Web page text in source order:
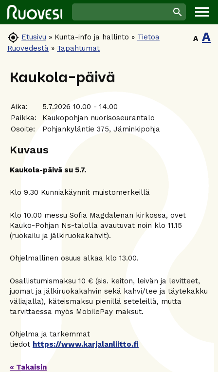
 Etusivu » Kunta-info ja hallinto » Tietoa
Ruovedestä » Tapahtumat
A A
Kaukola-päivä
Aika:
5.7.2026 10.00 - 14.00
Paikka:
Kaukopohjan nuorisoseurantalo
Osoite:
Pohjankyläntie 375, Jäminkipohja
Kuvaus
Kaukola-päivä su 5.7.
Klo 9.30 Kunniakäynnit muistomerkeillä
Klo 10.00 messu Sofia Magdalenan kirkossa, ovet
Kauko-Pohjan Ns-talolla avautuvat noin klo 11.15
(ruokailu ja jälkiruokakahvit).
Ohjelmallinen osuus alkaa klo 13.00.
Osallistumismaksu 10 € (sis. keiton, leivän ja levitteet,
juomat ja jälkiruokakahvin sekä kahvi/tee ja täytekakku
väliajalla), käteismaksu pienillä seteleillä, mutta
tarvittaessa myös MobilePay maksut.
Ohjelma ja tarkemmat
tiedot https://www.karjalanliitto.fi
« Takaisin